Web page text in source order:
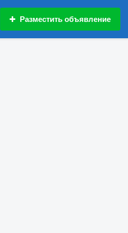
Разместить объявление